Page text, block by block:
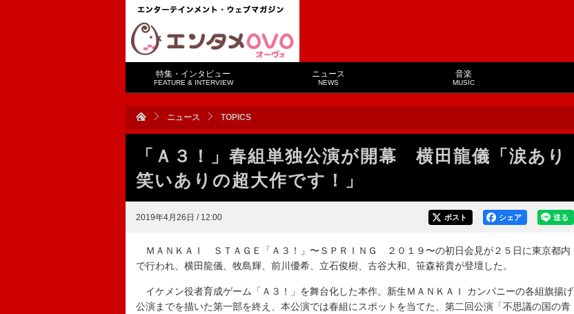
特集・インタビュー
FEATURE & INTERVIEW
ニュース
NEWS
音楽
MUSIC
ニュース TOPICS
「Ａ３！」春組単独公演が開幕 横田龍儀「涙あり
笑いありの超大作です！」
2019年4月26日 / 12:00 送る
シェア
ポスト
ＭＡＮＫＡＩ ＳＴＡＧＥ「Ａ３！」〜ＳＰＲＩＮＧ ２０１９〜の初日会見が２５日に東京都内
で行われ、横田龍儀、牧島輝、前川優希、立石俊樹、古谷大和、笹森裕貴が登壇した。
イケメン役者育成ゲーム「Ａ３！」を舞台化した本作。新生ＭＡＮＫＡＩ カンパニーの各組旗揚げ
公演までを描いた第一部を終え、本公演では春組にスポットを当てた、第二回公演「不思議の国の青